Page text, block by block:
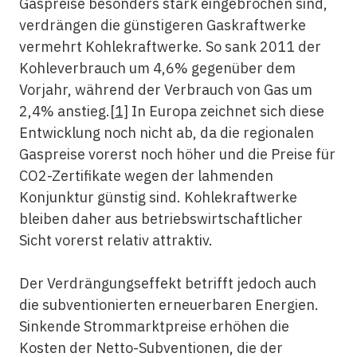
verdrängen die günstigeren Gaskraftwerke
vermehrt Kohlekraftwerke. So sank 2011 der
Kohleverbrauch um 4,6% gegenüber dem
Vorjahr, während der Verbrauch von Gas um
2,4% anstieg.[1] In Europa zeichnet sich diese
Entwicklung noch nicht ab, da die regionalen
Gaspreise vorerst noch höher und die Preise für
CO2-Zertifikate wegen der lahmenden
Konjunktur günstig sind. Kohlekraftwerke
bleiben daher aus betriebswirtschaftlicher
Sicht vorerst relativ attraktiv.
Der Verdrängungseffekt betrifft jedoch auch
die subventionierten erneuerbaren Energien.
Sinkende Strommarktpreise erhöhen die
Kosten der Netto-Subventionen, die der